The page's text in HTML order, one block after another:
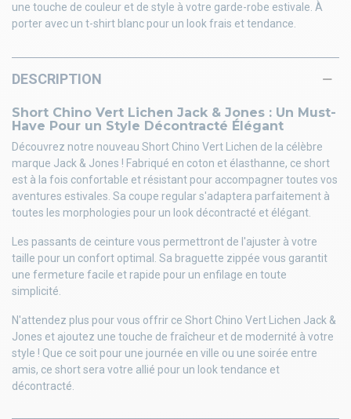
une touche de couleur et de style à votre garde-robe estivale. À
porter avec un t-shirt blanc pour un look frais et tendance.
DESCRIPTION
Short Chino Vert Lichen Jack & Jones : Un Must-
Have Pour un Style Décontracté Élégant
Découvrez notre nouveau Short Chino Vert Lichen de la célèbre
marque Jack & Jones ! Fabriqué en coton et élasthanne, ce short
est à la fois confortable et résistant pour accompagner toutes vos
aventures estivales. Sa coupe regular s'adaptera parfaitement à
toutes les morphologies pour un look décontracté et élégant.
Les passants de ceinture vous permettront de l'ajuster à votre
taille pour un confort optimal. Sa braguette zippée vous garantit
une fermeture facile et rapide pour un enfilage en toute
simplicité.
N'attendez plus pour vous offrir ce Short Chino Vert Lichen Jack &
Jones et ajoutez une touche de fraîcheur et de modernité à votre
style ! Que ce soit pour une journée en ville ou une soirée entre
amis, ce short sera votre allié pour un look tendance et
décontracté.